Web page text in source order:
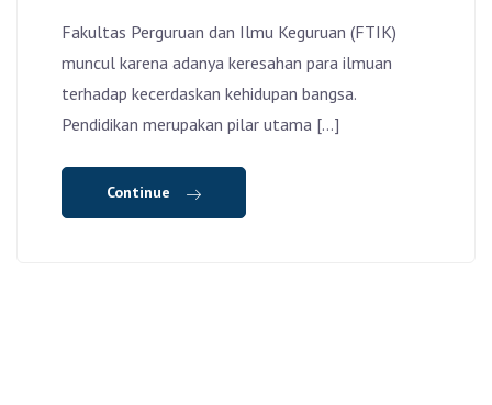
Fakultas Perguruan dan Ilmu Keguruan (FTIK)
muncul karena adanya keresahan para ilmuan
terhadap kecerdaskan kehidupan bangsa.
Pendidikan merupakan pilar utama […]
Continue